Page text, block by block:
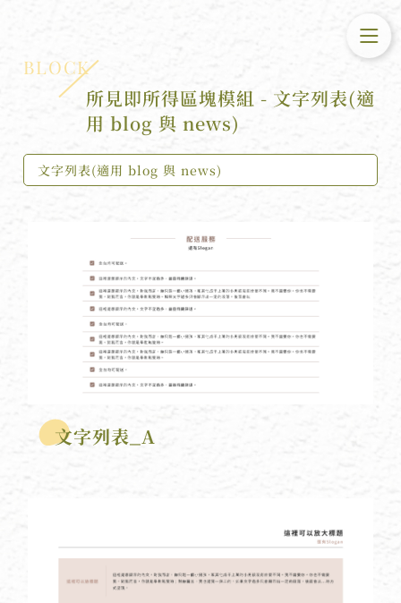
BLOCK
所見即所得區塊模組 - 文字列表(適
用 blog 與 news)
文字列表(適用 blog 與 news)
文字列表_A